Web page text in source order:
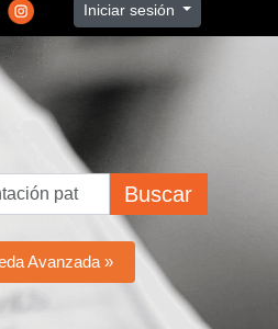
Iniciar sesión
Buscar
Avanzada »